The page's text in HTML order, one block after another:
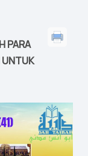
PARA
UNTUK